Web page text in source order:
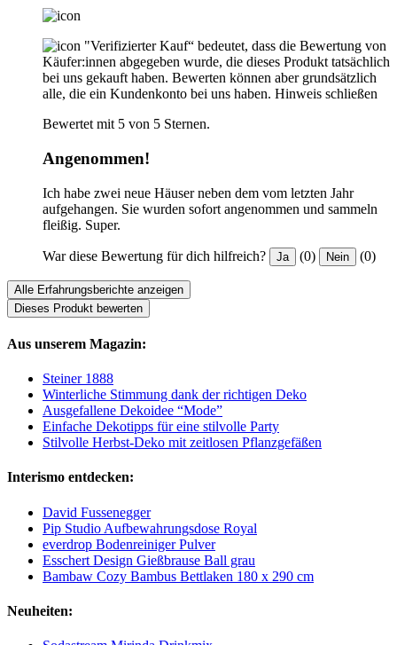
"Verifizierter Kauf“ bedeutet, dass die Bewertung von
Käufer:innen abgegeben wurde, die dieses Produkt tatsächlich
bei uns gekauft haben. Bewerten können aber grundsätzlich
alle, die ein Kundenkonto bei uns haben. Hinweis schließen
Bewertet mit 5 von 5 Sternen.
Angenommen!
Ich habe zwei neue Häuser neben dem vom letzten Jahr
aufgehangen. Sie wurden sofort angenommen und sammeln
fleißig. Super.
War diese Bewertung für dich hilfreich? Ja (0) Nein (0)
Alle Erfahrungsberichte anzeigen
Dieses Produkt bewerten
Aus unserem Magazin:
Steiner 1888
Winterliche Stimmung dank der richtigen Deko
Ausgefallene Dekoidee “Mode”
Einfache Dekotipps für eine stilvolle Party
Stilvolle Herbst-Deko mit zeitlosen Pflanzgefäßen
Interismo entdecken:
David Fussenegger
Pip Studio Aufbewahrungsdose Royal
everdrop Bodenreiniger Pulver
Esschert Design Gießbrause Ball grau
Bambaw Cozy Bambus Bettlaken 180 x 290 cm
Neuheiten: